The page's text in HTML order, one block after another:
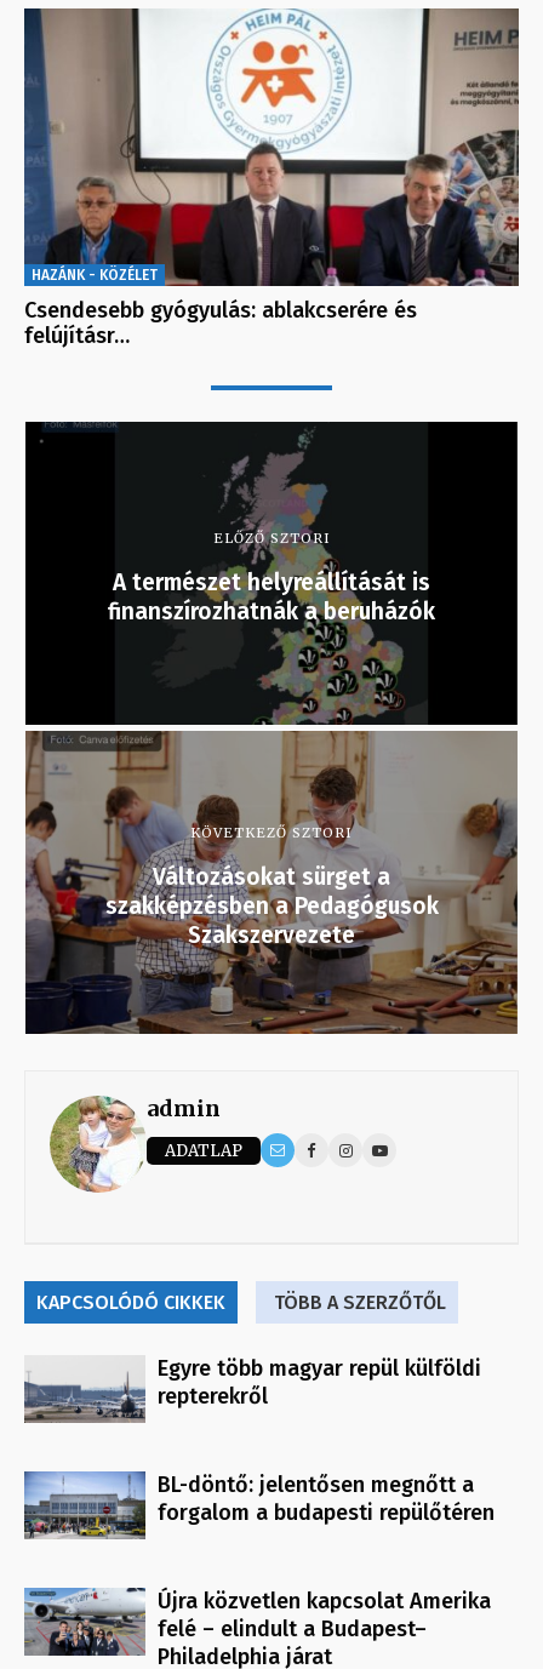
HAZÁNK - KÖZÉLET
Csendesebb gyógyulás: ablakcserére és
felújításr…
ELŐZŐ SZTORI
A természet helyreállítását is
finanszírozhatnák a beruházók
KÖVETKEZŐ SZTORI
Változásokat sürget a
szakképzésben a Pedagógusok
Szakszervezete
admin
ADATLAP
KAPCSOLÓDÓ CIKKEK TÖBB A SZERZŐTŐL
Egyre több magyar repül külföldi
repterekről
BL-döntő: jelentősen megnőtt a
forgalom a budapesti repülőtéren
Újra közvetlen kapcsolat Amerika
felé – elindult a Budapest–
Philadelphia járat